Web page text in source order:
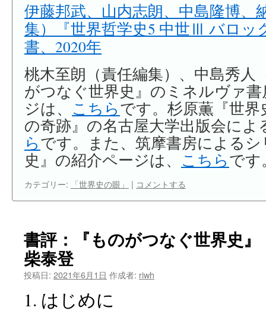
伊藤邦武、山内志朗、中島隆博、
集）『世界哲学史5 中世Ⅲ バロッ
書、2020年
桃木至朗（責任編集）、中島秀人
がつなぐ世界史』のミネルヴァ
ジは、 こちらです。杉原薫『世
の奇跡』の名古屋大学出版会によ
らです。また、筑摩書房による
史』の紹介ページは、 こちらです
カテゴリー: 「世界史の眼」 | コメントする
書評：『ものがつなぐ世界史』
柴泰登
投稿日: 2021年6月1日 作成者: riwh
1. はじめに